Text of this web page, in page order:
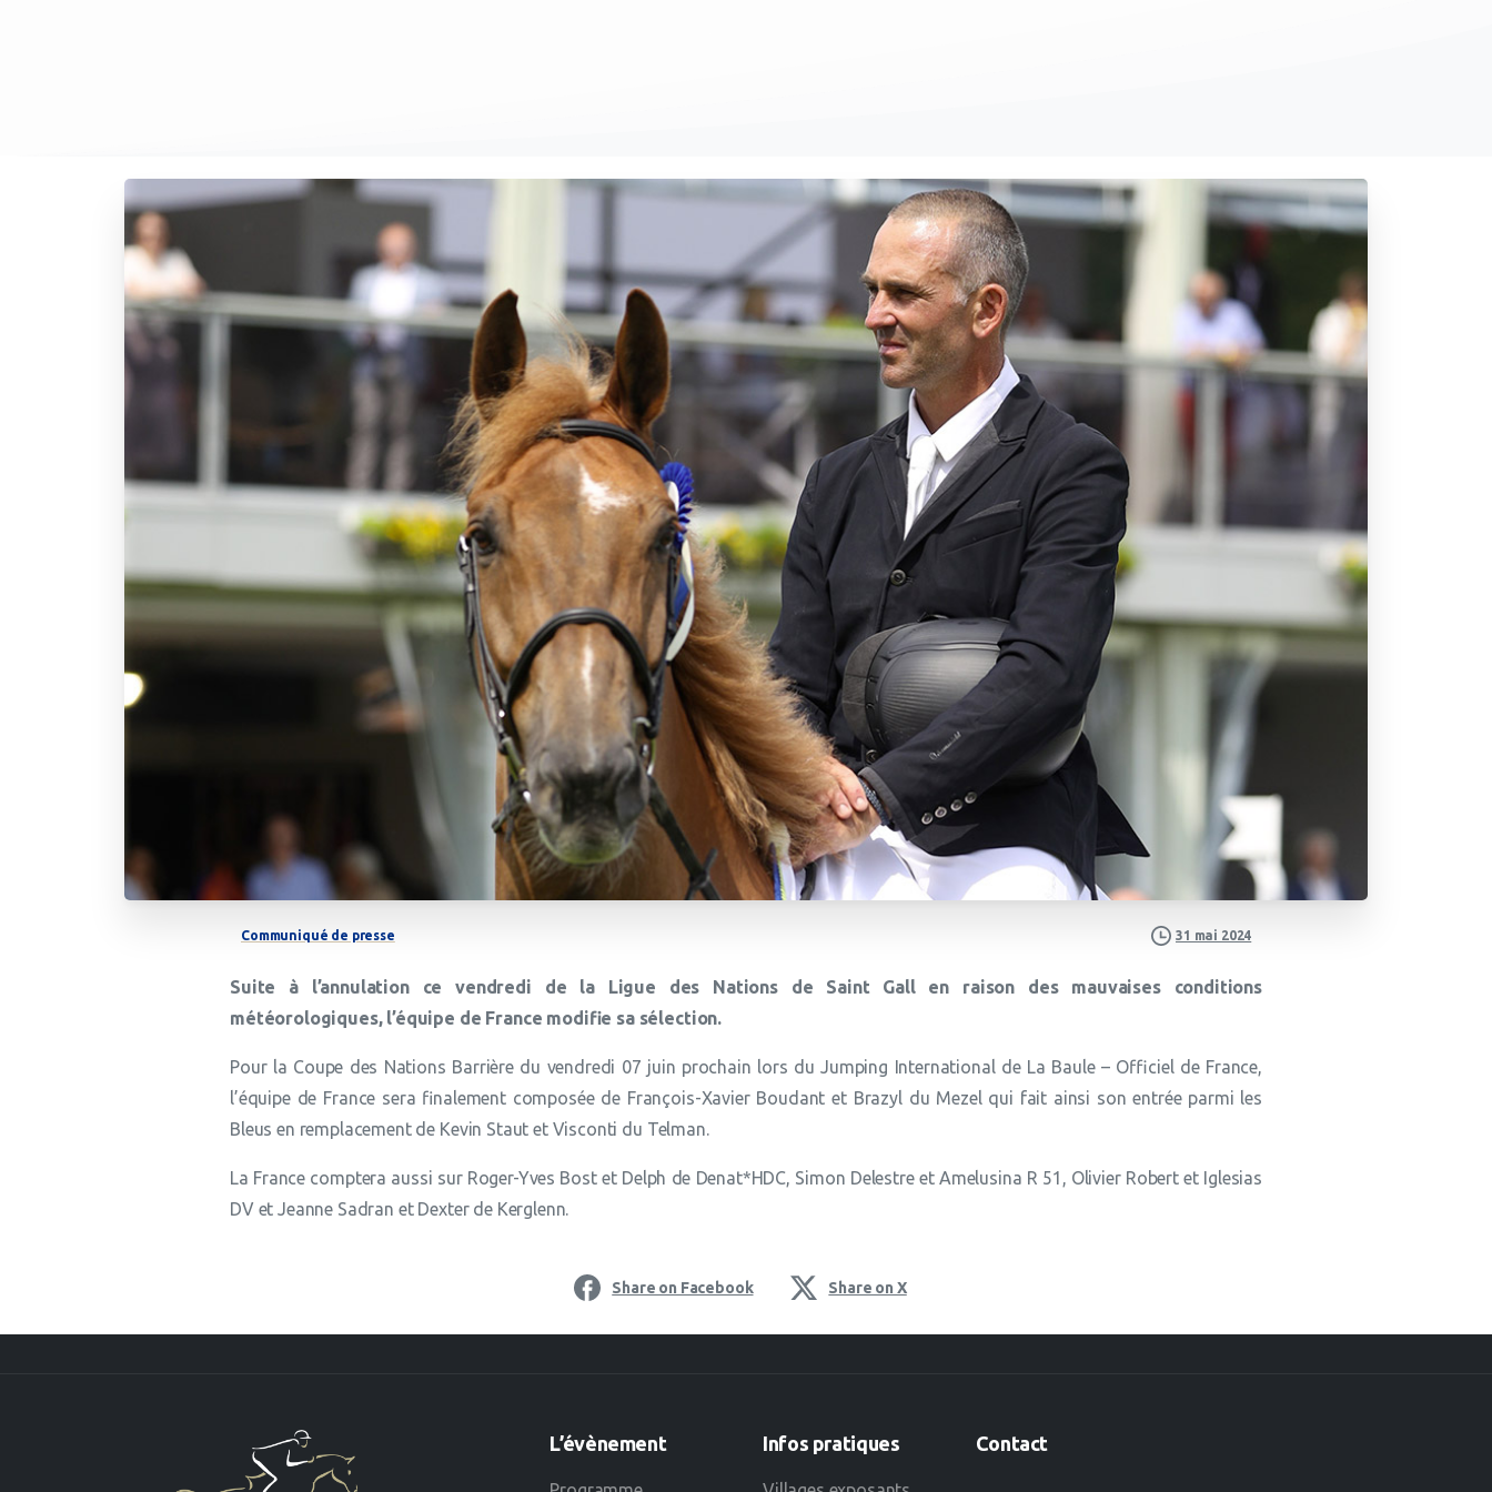
Communiqué de presse 31 mai 2024
Suite à l’annulation ce vendredi de la Ligue des Nations de Saint Gall en raison des mauvaises conditions
météorologiques, l’équipe de France modifie sa sélection.
Pour la Coupe des Nations Barrière du vendredi 07 juin prochain lors du Jumping International de La Baule – Officiel de France,
l’équipe de France sera finalement composée de François-Xavier Boudant et Brazyl du Mezel qui fait ainsi son entrée parmi les
Bleus en remplacement de Kevin Staut et Visconti du Telman.
La France comptera aussi sur Roger-Yves Bost et Delph de Denat*HDC, Simon Delestre et Amelusina R 51, Olivier Robert et Iglesias
DV et Jeanne Sadran et Dexter de Kerglenn.
Share on Facebook Share on X
L’évènement Infos pratiques Contact